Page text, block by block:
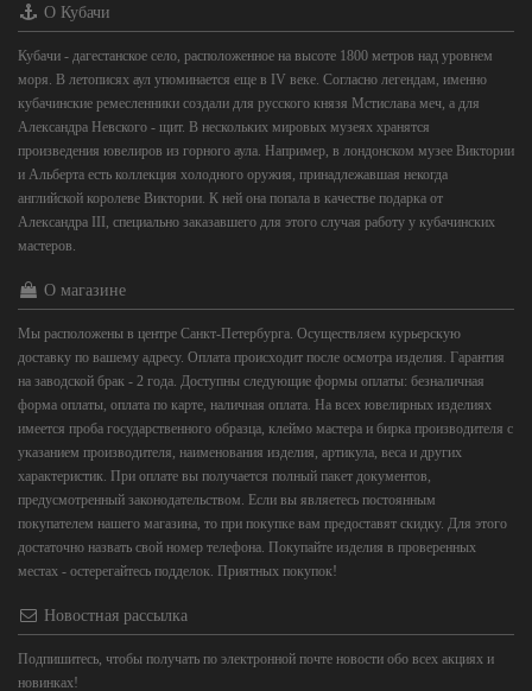
О Кубачи
Кубачи - дагестанское село, расположенное на высоте 1800 метров над уровнем
моря. В летописях аул упоминается еще в IV веке. Согласно легендам, именно
кубачинские ремесленники создали для русского князя Мстислава меч, а для
Александра Невского - щит. В нескольких мировых музеях хранятся
произведения ювелиров из горного аула. Например, в лондонском музее Виктории
и Альберта есть коллекция холодного оружия, принадлежавшая некогда
английской королеве Виктории. К ней она попала в качестве подарка от
Александра III, специально заказавшего для этого случая работу у кубачинских
мастеров.
О магазине
Мы расположены в центре Санкт-Петербурга. Осуществляем курьерскую
доставку по вашему адресу. Оплата происходит после осмотра изделия. Гарантия
на заводской брак - 2 года. Доступны следующие формы оплаты: безналичная
форма оплаты, оплата по карте, наличная оплата. На всех ювелирных изделиях
имеется проба государственного образца, клеймо мастера и бирка производителя с
указанием производителя, наименования изделия, артикула, веса и других
характеристик. При оплате вы получается полный пакет документов,
предусмотренный законодательством. Если вы являетесь постоянным
покупателем нашего магазина, то при покупке вам предоставят скидку. Для этого
достаточно назвать свой номер телефона. Покупайте изделия в проверенных
местах - остерегайтесь подделок. Приятных покупок!
Новостная рассылка
Подпишитесь, чтобы получать по электронной почте новости обо всех акциях и
новинках!